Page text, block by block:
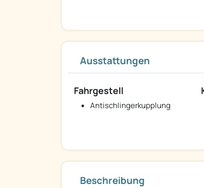
Ausstattungen
Fahrgestell
Antischlingerkupplung
Beschreibung